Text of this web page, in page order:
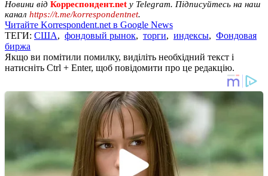
Новини від Корреспондент.net у Telegram. Підписуйтесь на наш
канал https://t.me/korrespondentnet.
Читайте Korrespondent.net в Google News
ТЕГИ: США, фондовый рынок, торги, индексы, Фондовая
биржа
Якщо ви помітили помилку, виділіть необхідний текст і
натисніть Ctrl + Enter, щоб повідомити про це редакцію.